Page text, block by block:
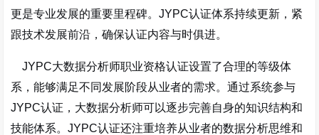
更是专业发展的重要里程碑。JYPC认证体系持续更新，紧
跟技术发展前沿，确保认证内容与时俱进。
JYPC大数据分析师职业资格认证设置了合理的等级体
系，能够满足不同发展阶段从业者的需求。通过系统参与
JYPC认证，大数据分析师可以逐步完善自身的知识结构和
技能体系。JYPC认证还注重培养从业者的数据分析思维和